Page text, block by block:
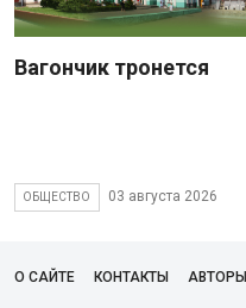
Вагончик тронется
ОБЩЕСТВО 03 августа 2026
О САЙТЕ КОНТАКТЫ АВТОРЫ